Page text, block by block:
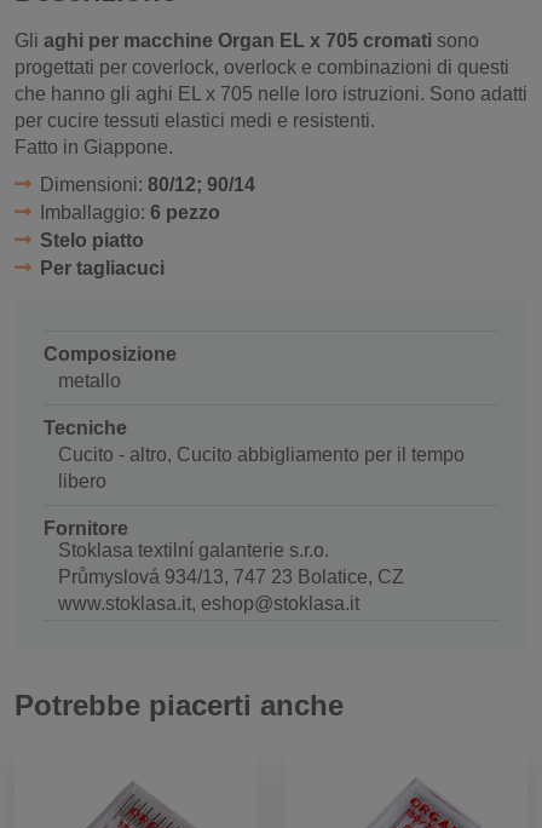
Gli aghi per macchine Organ EL x 705 cromati sono
progettati per coverlock, overlock e combinazioni di questi
che hanno gli aghi EL x 705 nelle loro istruzioni. Sono adatti
per cucire tessuti elastici medi e resistenti.
Fatto in Giappone.
Dimensioni: 80/12; 90/14
Imballaggio: 6 pezzo
Stelo piatto
Per tagliacuci
Composizione
metallo
Tecniche
Cucito - altro, Cucito abbigliamento per il tempo
libero
Fornitore
Stoklasa textilní galanterie s.r.o.
Průmyslová 934/13, 747 23 Bolatice, CZ
www.stoklasa.it, eshop@stoklasa.it
Potrebbe piacerti anche